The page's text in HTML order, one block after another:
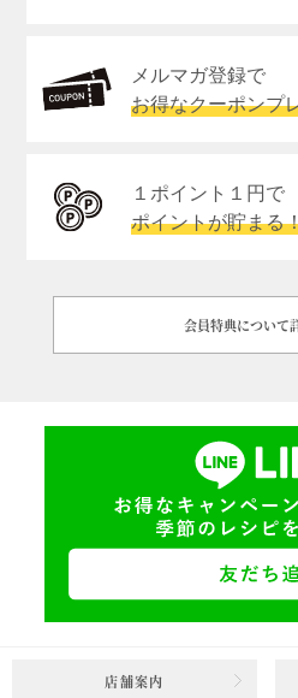
メルマガ登録で
お得なクーポンプ
１ポイント１円で
ポイントが貯まる
会員特典について
店舗案内